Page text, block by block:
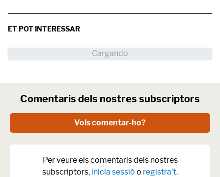
ET POT INTERESSAR
Comentaris dels nostres subscriptors
Vols comentar-ho?
Per veure els comentaris dels nostres
subscriptors, inicia sessió o registra't.